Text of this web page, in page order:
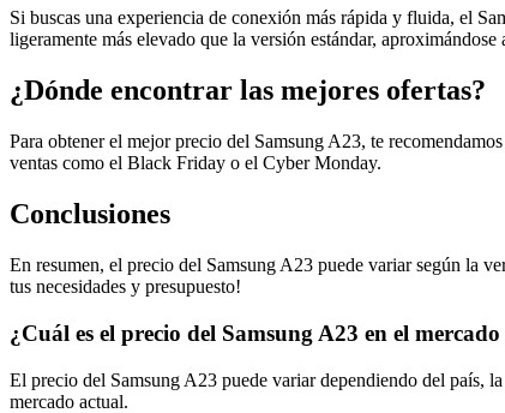
Si buscas una experiencia de conexión más rápida y fluida, el
ligeramente más elevado que la versión estándar, aproximándose
¿Dónde encontrar las mejores ofertas?
Para obtener el mejor precio del Samsung A23, te
ventas como el Black Friday o el Cyber Monday.
Conclusiones
En resumen, el precio del Samsung A23 puede variar según la
tus necesidades y presupuesto!
¿Cuál es el precio del Samsung A23 en el
El precio del Samsung A23 puede variar dependiendo del país,
mercado actual.